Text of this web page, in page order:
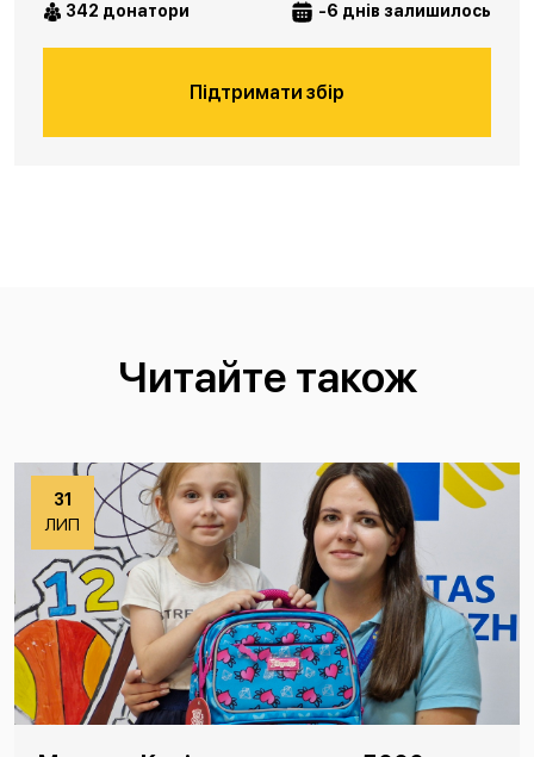
342 донатори -6 днів залишилось
Підтримати збір
Читайте також
31
ЛИП